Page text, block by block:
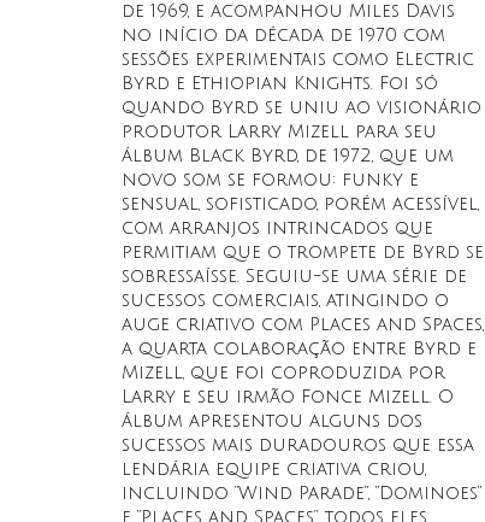
de 1969, e acompanhou Miles Davis
no início da década de 1970 com
sessões experimentais como Electric
Byrd e Ethiopian Knights. Foi só
quando Byrd se uniu ao visionário
produtor Larry Mizell para seu
álbum Black Byrd, de 1972, que um
novo som se formou: funky e
sensual, sofisticado, porém acessível,
com arranjos intrincados que
permitiam que o trompete de Byrd se
sobressaísse. Seguiu-se uma série de
sucessos comerciais, atingindo o
auge criativo com Places and Spaces,
a quarta colaboração entre Byrd e
Mizell, que foi coproduzida por
Larry e seu irmão Fonce Mizell. O
álbum apresentou alguns dos
sucessos mais duradouros que essa
lendária equipe criativa criou,
incluindo “Wind Parade”, “Dominoes”
e “Places and Spaces”, todos eles